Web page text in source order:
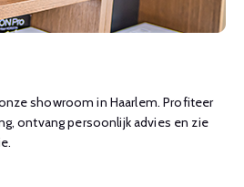
showroom in Haarlem. Profiteer
ontvang persoonlijk advies en zie